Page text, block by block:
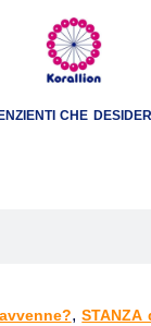
CHE
,STANZA